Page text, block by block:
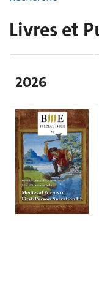
Livres et
2026